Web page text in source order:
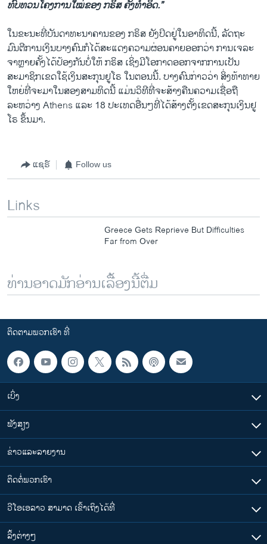
ທົບ​ທວນ​ໂຄງການໃໝ່​ຂອງ​ ກຣິສ ຄັ້ງ​ທຳ​ອິ​ດ.”
​ໃນ​ຂະ​ນະ​ທີ່​ບັນດາ​ທະນາຄານ​ຂອງ ກຣິສ ຍັງ​ປິດ​ຢູ່​ໃນ​ອາທິດ​ນີ້, ລັດ​ຖະ
ມົນຕີ​ການ​ເງິ​ນບາງ​ຄົນ​ກໍ​ໄດ້​ສະ​ແດງ​ຄວາມ​ຜ່ອນຄາຍ​ອອກວ່າ ການ​ເຈ​ລະ​
ຈາ​ຫຼາຍ​ຄັ້ງ​ໄດ້​ປ້ອງກັນ​ບໍ່ໃຫ້ ກຣິສ ເຊິ່ງມີ​ໂອກາດ​ອອກ​ຈາກການ​ເປັນ​
ສະມາຊິກ​ເຂດ​ໃຊ້ເງິນສະກຸນ​ຢູ​ໂຣ ​ໃນ​ຕອນ​ນີ້. ບາງ​ຄົນ​ກ່າວ​ວ່າ ສິ່ງ​ທ້າ​ທາຍ
ໃຫຍ່​ທີ່​ຈະມາ​ໃນ​ສອງ​ສາມ​ທິດ​ນີ້ ​ແມ່ນ​ວິທີ​ທີ່​ຈະ​ສ້າງ​ຄືນ​ຄວາມ​ເຊື່ອ​ຖື
ລະຫວ່າງ Athens ​ແລະ 18 ປະ​ເທດ​ອື່ນໆ​ທີ່​ໄດ້​ສ້າງ​ຕັ້ງ​ເຂດ​ສະກຸນ​ເງິນ​ຢູ​
ໂຣ ຂຶ້ນ​ມາ.​ ​
ແຊຣ໌ Follow us
Links
Greece Gets Reprieve But Difficulties
Far from Over
ທ່ານອາດມັກອ່ານເລື້ອງນີ້ຕື່ມ
ຕິດຕາມພວກເຮົາ ທີ່
ເບິ່ງ
ຟັງສຽງ
ຂ່າວແລະລາຍງານ
ຕິດຕໍ່ພວກເຮົາ
ວີໂອເອລາວ ສາມາດ ເຂົ້າເຖິງໄດ້ທີ່
​ລິ້ງ​ຕ່າງໆ